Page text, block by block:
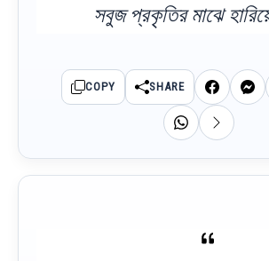
সবুজ প্রকৃতির মাঝে
COPY SHARE